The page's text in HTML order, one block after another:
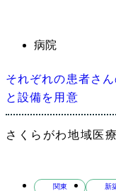
それぞれの患者さ
と設備を用意
病院
さくらがわ地域医
関東 新